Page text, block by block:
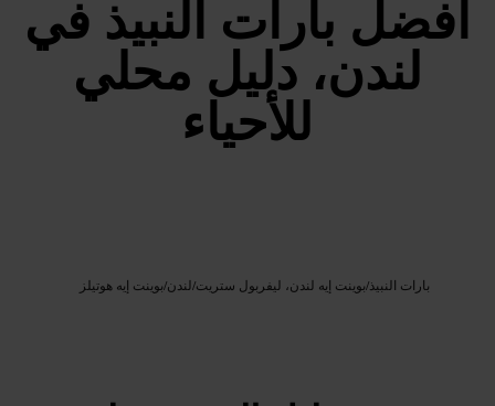
أفضل بارات النبيذ في
لندن، دليل محلي
للأحياء
بوينت إيه هوتيلز/لندن/بوينت إيه لندن، ليفربول ستريت/بارات النبيذ